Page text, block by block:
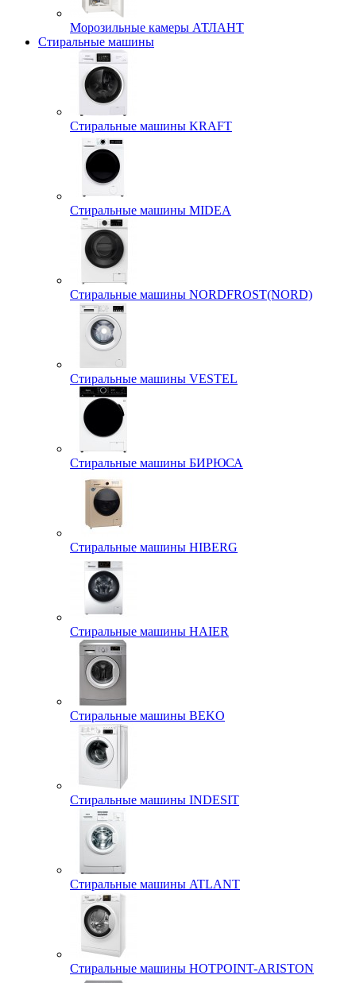
Морозильные камеры АТЛАНТ
Стиральные машины
Стиральные машины KRAFT
Стиральные машины MIDEA
Стиральные машины NORDFROST(NORD)
Стиральные машины VESTEL
Стиральные машины БИРЮСА
Стиральные машины HIBERG
Стиральные машины HAIER
Стиральные машины BEKO
Стиральные машины INDESIT
Стиральные машины ATLANT
Стиральные машины HOTPOINT-ARISTON